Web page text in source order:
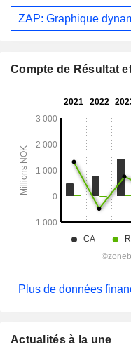
ZAP: Graphique
Compte de Résultat
Plus de données
Actualités à la une